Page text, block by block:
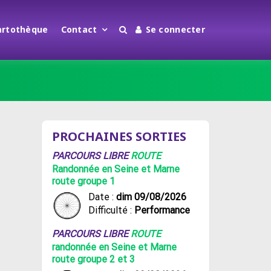
Contact Se connecter
PROCHAINES SORTIES
PARCOURS LIBREROUTE
Randonnée en Seine et Marne
route groupe 1
Date : dim 09/08/2026
Difficulté : Performance
PARCOURS LIBREROUTE
randonnée en Seine et Marne
route groupe 2 et 3